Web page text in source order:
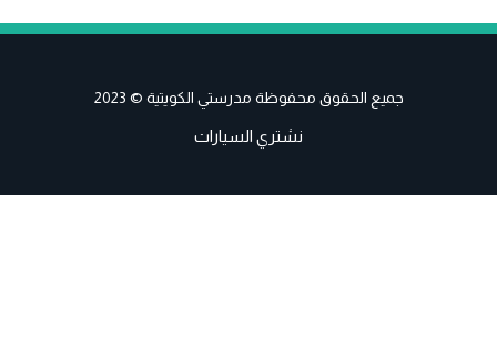
جميع الحقوق محفوظة مدرستي الكويتية © 2023
نشتري السيارات